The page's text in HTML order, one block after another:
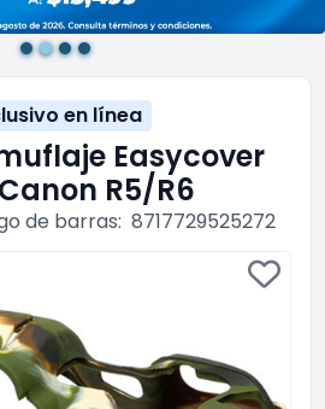
en línea
Easycover
R5/R6
de barras: 8717729525272